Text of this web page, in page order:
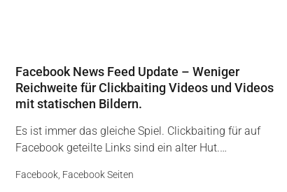
Facebook News Feed Update – Weniger
Reichweite für Clickbaiting Videos und Videos
mit statischen Bildern.
Es ist immer das gleiche Spiel. Clickbaiting für auf
Facebook geteilte Links sind ein alter Hut.…
Facebook Facebook Seiten